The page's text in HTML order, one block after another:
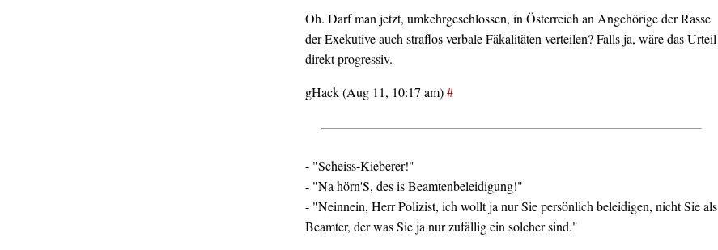
Oh. Darf man jetzt, umkehrgeschlossen, in Österreich an Angehörige der Rasse
der Exekutive auch straflos verbale Fäkalitäten verteilen? Falls ja, wäre das Urteil
direkt progressiv.
gHack (Aug 11, 10:17 am)#
- "Scheiss-Kieberer!"
- "Na hörn'S, des is Beamtenbeleidigung!"
- "Neinnein, Herr Polizist, ich wollt ja nur Sie persönlich beleidigen, nicht Sie als
Beamter, der was Sie ja nur zufällig ein solcher sind."